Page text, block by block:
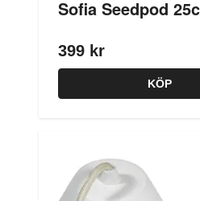
Sofia Seedpod
399 kr
KÖP